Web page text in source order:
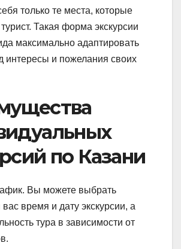
только те места, которые
Такая форма экскурсии
максимально адаптировать
интересы и пожелания своих
по Казани
Вы можете выбрать
время и дату экскурсии, а
тура в зависимости от